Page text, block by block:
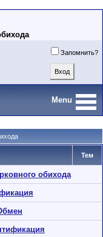
Запомнить?
Menu
Тем
обихода